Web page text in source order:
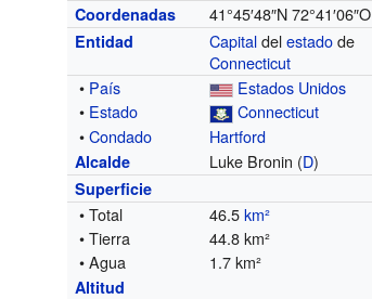
Coordenadas 41°45′48″N 72°41′06″O
Entidad Capitaldelestadode
Connecticut
• País
Estados Unidos
• Estado
Connecticut
•Condado Hartford
Alcalde Luke Bronin (D)
Superficie
• Total 46.5km²
• Tierra
44.8 km²
• Agua
1.7 km²
Altitud